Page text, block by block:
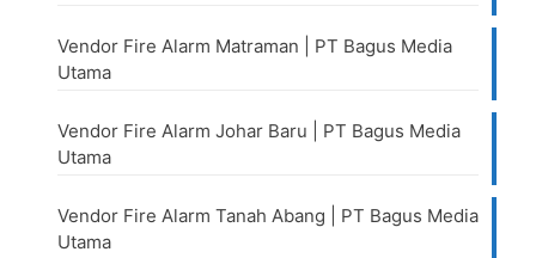
Vendor Fire Alarm Matraman | PT Bagus Media
Utama
Vendor Fire Alarm Johar Baru | PT Bagus Media
Utama
Vendor Fire Alarm Tanah Abang | PT Bagus Media
Utama